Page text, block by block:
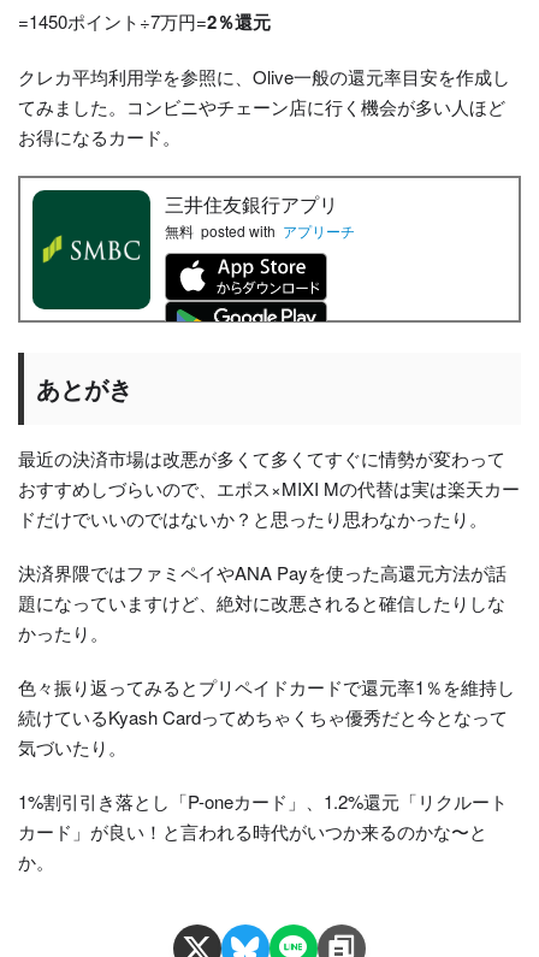
=1450ポイント÷7万円=2％還元
クレカ平均利用学を参照に、Olive一般の還元率目安を作成し
てみました。コンビニやチェーン店に行く機会が多い人ほど
お得になるカード。
三井住友銀行アプリ
無料 posted with アプリーチ
あとがき
最近の決済市場は改悪が多くて多くてすぐに情勢が変わって
おすすめしづらいので、エポス×MIXI Mの代替は実は楽天カー
ドだけでいいのではないか？と思ったり思わなかったり。
決済界隈ではファミペイやANA Payを使った高還元方法が話
題になっていますけど、絶対に改悪されると確信したりしな
かったり。
色々振り返ってみるとプリペイドカードで還元率1％を維持し
続けているKyash Cardってめちゃくちゃ優秀だと今となって
気づいたり。
1%割引引き落とし「P-oneカード」、1.2%還元「リクルート
カード」が良い！と言われる時代がいつか来るのかな〜と
か。